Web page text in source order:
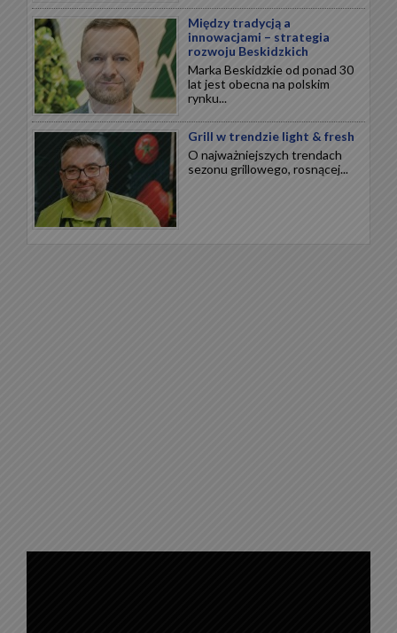
Między tradycją a
innowacjami – strategia
rozwoju Beskidzkich
Marka Beskidzkie od ponad 30
lat jest obecna na polskim
rynku...
Grill w trendzie light & fresh
O najważniejszych trendach
sezonu grillowego, rosnącej...